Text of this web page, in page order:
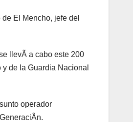
El Mencho, jefe del
llevÃ a cabo este 200
de la Guardia Nacional
operador